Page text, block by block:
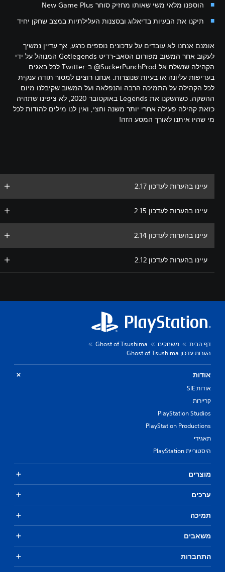
הוספנו מלאי משי שאותו מחזיק סוחר New Game Plus
תיקנו את הבעיות בדיאלוג ובסצנות העלילתיות במצב שחקן יחיד
אומנם אנחנו לא עובדים על עדכונים נוספים כרגע, אך עדיין נמשיך
לעקוב אחר המשוב מפורום הסאב-רדיט Gotlegends המנוהל על ידי
הקהילה שנשלח אל ‎@SuckerPunchProd ב-Twitter לכל באגים
בעדיפות עליונה או בעיות שנוצרות. אנחנו רוצים למסור תודה ענקית
לכל הקהילה על התמיכה הרבה והנפלאה ועל המשוב שקיבלנו מיום
ההשקה. כשהשקנו את Legends באוקטובר 2020, לא ציפינו שתהיה
כזאת קהילה פעילה אחרי יותר משנה וחצי, ואין לנו מילים להודות לכל
מי שהיו איתנו לאורך המסע הזה!
עיינו בהערות לעדכון 2.17
עיינו בהערות לעדכון 2.15
עיינו בהערות לעדכון 2.14
עיינו בהערות לעדכון 2.12
דף הבית משחקים
Ghost of Tsushima
הערות עדכון Ghost of Tsushima
אודות
אודות SIE
קריירות
PlayStation Studios
PlayStation Productions
תאגידי
היסטוריית PlayStation
מוצרים
ערכים
תמיכה
משאבים
התחברות